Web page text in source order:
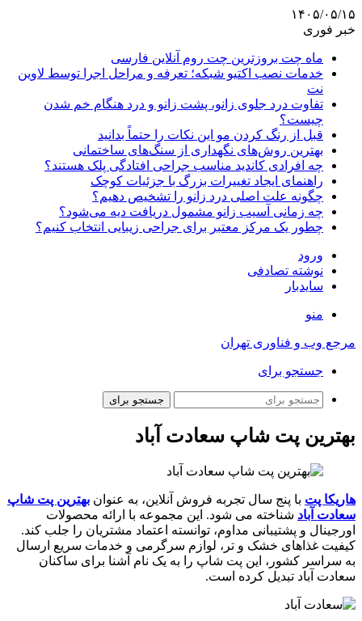
۱۴۰۵/۰۵/۱۵
خبر فوری
ماه چت بروزترین چت روم آنلاین فارسی
خدمات نصب اکتیو شبکه؛ تعرفه و مراحل اجرا توسط لاوین
نت
تفاوت درد جلوی زانو، پشت زانو و درد هنگام خم شدن
چیست؟
قبل از رنگ کردن مو این نکات را حتماً بدانید
بهترین روش‌های نگهداری از سنگ‌های ساختمانی
چه افرادی کاندید مناسب جراحی افتادگی پلک هستند؟
راهنمای ایجاد تغییرات بزرگ با جزئیات کوچک
چگونه علت اصلی درد زانو را تشخیص دهیم؟
چه زمانی آسیب زانو مشمول دریافت دیه می‌شود؟
چطور یک مرکز معتبر برای جراحی زیبایی انتخاب کنیم؟
ورود
نوشته تصادفی
سایدبار
منو
مرجع وب و فناوری تهران
جستجو برای
جستجو برای
بهترین پت شاپ سعادت آباد
هاریکا پت با پنج سال تجربه فروش آنلاین، به عنوان بهترین پت شاپ
سعادت آباد شناخته می شود. این مجموعه با ارائه محصولات
اورجینال و پشتیبانی مداوم، توانسته اعتماد مشتریان را جلب کند.
کیفیت غذاهای خشک و تر، لوازم سرگرمی و خدمات سریع ارسال
به سراسر کشور، این پت شاپ را به یک نام آشنا برای ساکنان
سعادت آباد تبدیل کرده است.